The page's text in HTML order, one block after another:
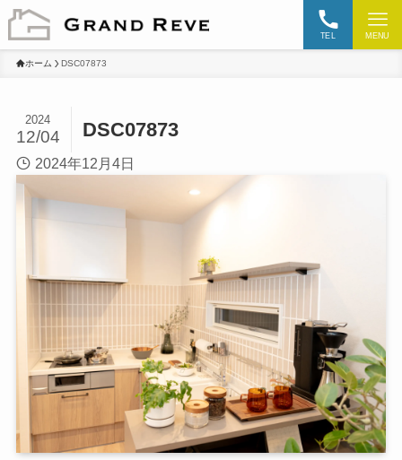
TEL MENU
ホーム DSC07873
DSC07873
2024
12/04
2024年12月4日